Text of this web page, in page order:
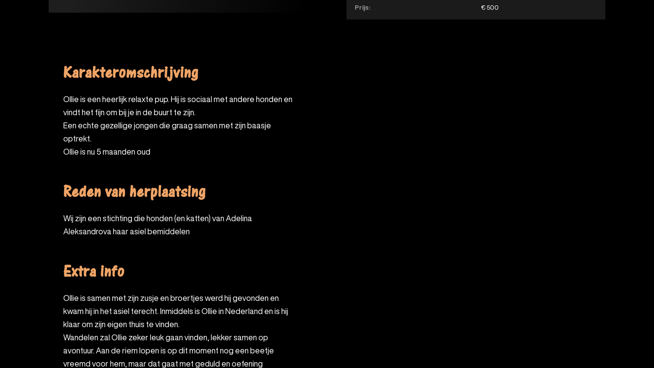
Karakteromschrijving
Ollie is een heerlijk relaxte pup. Hij is sociaal met andere honden en
vindt het fijn om bij je in de buurt te zijn.
Een echte gezellige jongen die graag samen met zijn baasje
optrekt.
Ollie is nu 5 maanden oud
Reden van herplaatsing
Wij zijn een stichting die honden (en katten) van Adelina
Aleksandrova haar asiel bemiddelen
Extra info
Ollie is samen met zijn zusje en broertjes werd hij gevonden en
kwam hij in het asiel terecht. Inmiddels is Ollie in Nederland en is hij
klaar om zijn eigen thuis te vinden.
Wandelen zal Ollie zeker leuk gaan vinden, lekker samen op
avontuur. Aan de riem lopen is op dit moment nog een beetje
vreemd voor hem, maar dat gaat met geduld en oefening
Prijs: € 500